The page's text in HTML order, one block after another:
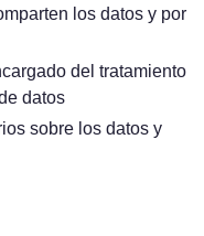
los datos y por
del tratamiento
datos
sobre los datos y